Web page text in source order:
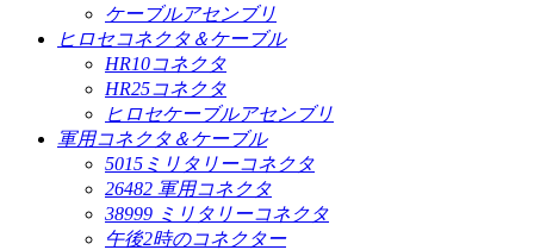
ケーブルアセンブリ
ヒロセコネクタ＆ケーブル
HR10コネクタ
HR25コネクタ
ヒロセケーブルアセンブリ
軍用コネクタ＆ケーブル
5015ミリタリーコネクタ
26482 軍用コネクタ
38999 ミリタリーコネクタ
午後2時のコネクター